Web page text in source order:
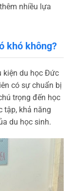
nhiều lựa
khó không?
kiện du học Đức
có sự chuẩn bị
trọng đến học
tập, khả năng
du học sinh.